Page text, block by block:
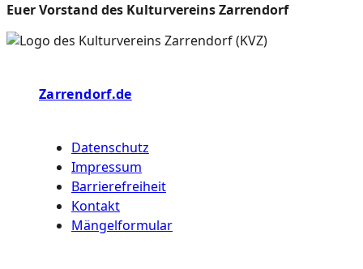
Euer Vorstand des Kulturvereins Zarrendorf
Zarrendorf.de
Datenschutz
Impressum
Barrierefreiheit
Kontakt
Mängelformular